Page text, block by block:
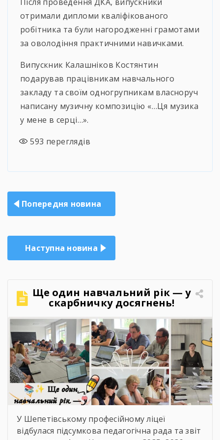
отримали дипломи кваліфікованого
робітника та були нагородженні грамотами
за оволодіння практичними навичками.
Випускник Калашніков Костянтин
подарував працівникам навчального
закладу та своїм одногрупникам власноруч
написану музичну композицію «…Ця музика
у мене в серці…».
593 переглядів
Навігація
записів
Попередня новина
Наступна новина
Ще один навчальний рік — у
скарбничку досягнень!
У Шепетівському професійному ліцеї
відбулася підсумкова педагогічна рада та звіт